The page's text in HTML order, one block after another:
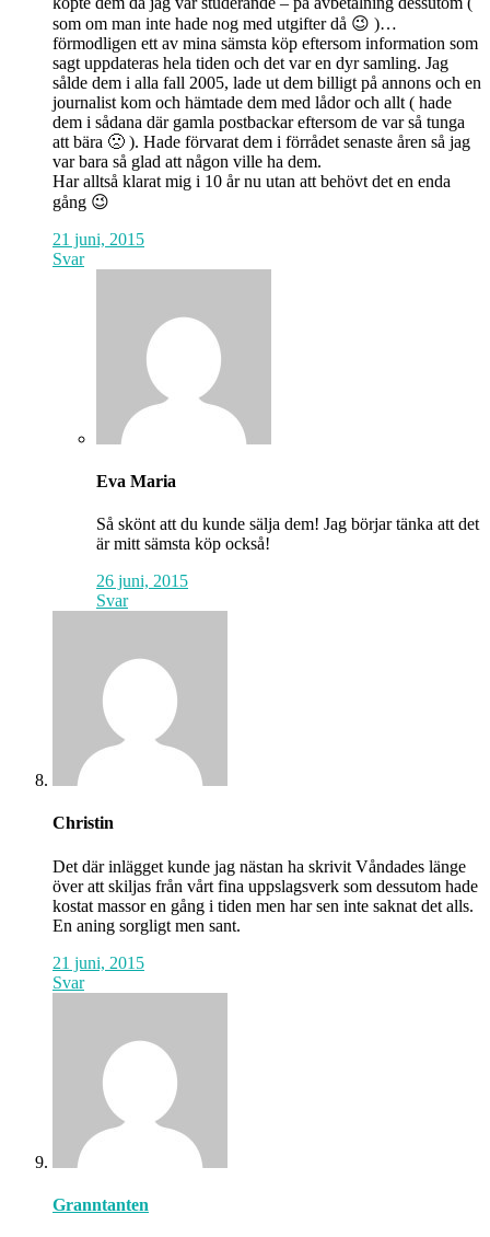
som om man inte hade nog med utgifter då 😉 )…
förmodligen ett av mina sämsta köp eftersom information som
sagt uppdateras hela tiden och det var en dyr samling. Jag
sålde dem i alla fall 2005, lade ut dem billigt på annons och en
journalist kom och hämtade dem med lådor och allt ( hade
dem i sådana där gamla postbackar eftersom de var så tunga
att bära 🙁 ). Hade förvarat dem i förrådet senaste åren så jag
var bara så glad att någon ville ha dem.
Har alltså klarat mig i 10 år nu utan att behövt det en enda
gång 😉
21 juni, 2015
Svar
Eva Maria
Så skönt att du kunde sälja dem! Jag börjar tänka att det
är mitt sämsta köp också!
26 juni, 2015
Svar
Christin
Det där inlägget kunde jag nästan ha skrivit Våndades länge
över att skiljas från vårt fina uppslagsverk som dessutom hade
kostat massor en gång i tiden men har sen inte saknat det alls.
En aning sorgligt men sant.
21 juni, 2015
Svar
Granntanten